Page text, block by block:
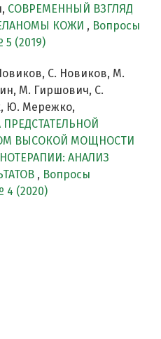
СОВРЕМЕННЫЙ ВЗГЛЯД
КОЖИ , Вопросы
(2019)
С. Новиков, М.
М. Гиршович, С.
Ю. Мережко,
ПРЕДСТАТЕЛЬНОЙ
ВЫСОКОЙ МОЩНОСТИ
АНАЛИЗ
, Вопросы
4 (2020)